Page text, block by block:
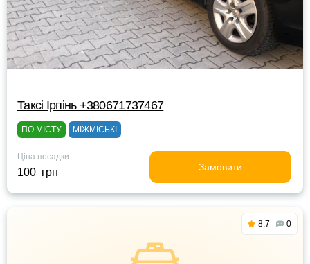
Таксі Ірпінь +380671737467
ПО МІСТУ МІЖМІСЬКІ
Ціна посадки
100 грн Замовити
8.7 0